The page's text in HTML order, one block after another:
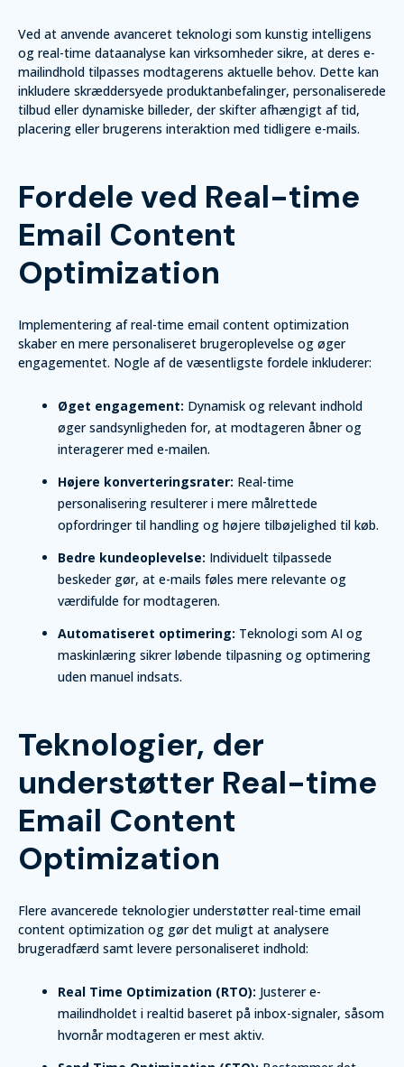
Ved at anvende avanceret teknologi som kunstig intelligens
og real-time dataanalyse kan virksomheder sikre, at deres e-
mailindhold tilpasses modtagerens aktuelle behov. Dette kan
inkludere skræddersyede produktanbefalinger, personaliserede
tilbud eller dynamiske billeder, der skifter afhængigt af tid,
placering eller brugerens interaktion med tidligere e-mails.
Fordele ved Real-time
Email Content
Optimization
Implementering af real-time email content optimization
skaber en mere personaliseret brugeroplevelse og øger
engagementet. Nogle af de væsentligste fordele inkluderer:
Øget engagement: Dynamisk og relevant indhold
øger sandsynligheden for, at modtageren åbner og
interagerer med e-mailen.
Højere konverteringsrater: Real-time
personalisering resulterer i mere målrettede
opfordringer til handling og højere tilbøjelighed til køb.
Bedre kundeoplevelse: Individuelt tilpassede
beskeder gør, at e-mails føles mere relevante og
værdifulde for modtageren.
Automatiseret optimering: Teknologi som AI og
maskinlæring sikrer løbende tilpasning og optimering
uden manuel indsats.
Teknologier, der
understøtter Real-time
Email Content
Optimization
Flere avancerede teknologier understøtter real-time email
content optimization og gør det muligt at analysere
brugeradfærd samt levere personaliseret indhold:
Real Time Optimization (RTO): Justerer e-
mailindholdet i realtid baseret på inbox-signaler, såsom
hvornår modtageren er mest aktiv.